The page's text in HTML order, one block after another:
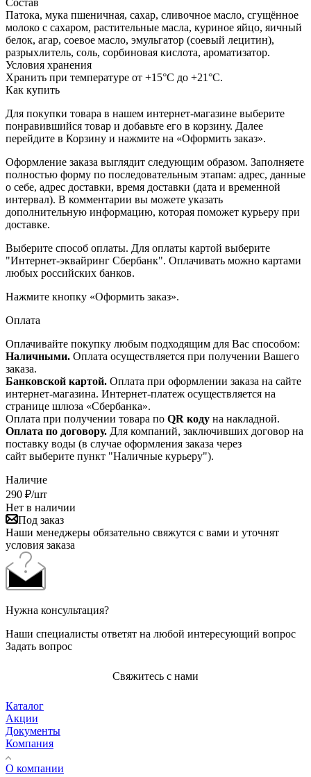
Патока, мука пшеничная, сахар, сливочное масло, сгущённое
молоко с сахаром, растительные масла, куриное яйцо, яичный
белок, агар, соевое масло, эмульгатор (соевый лецитин),
разрыхлитель, соль, сорбиновая кислота, ароматизатор.
Условия хранения
Хранить при температуре от +15°С до +21°С.
Как купить
Для покупки товара в нашем интернет-магазине выберите
понравившийся товар и добавьте его в корзину. Далее
перейдите в Корзину и нажмите на «Оформить заказ».
Оформление заказа выглядит следующим образом. Заполняете
полностью форму по последовательным этапам: адрес, данные
о себе, адрес доставки, время доставки (дата и временной
интервал). В комментарии вы можете указать
дополнительную информацию, которая поможет курьеру при
доставке.
Выберите способ оплаты. Для оплаты картой выберите
"Интернет-эквайринг Сбербанк". Оплачивать можно картами
любых российских банков.
Нажмите кнопку «Оформить заказ».
Оплата
Оплачивайте покупку любым подходящим для Вас способом:
Наличными. Оплата осуществляется при получении Вашего
заказа.
Банковской картой. Оплата при оформлении заказа на сайте
интернет-магазина. Интернет-платеж осуществляется на
странице шлюза «Сбербанка».
Оплата при получении товара по QR коду на накладной.
Оплата по договору. Для компаний, заключивших договор на
поставку воды (в случае оформления заказа через
сайт выберите пункт "Наличные курьеру").
Наличие
290 ₽/шт
Нет в наличии
Под заказ
Наши менеджеры обязательно свяжутся с вами и уточнят
условия заказа
Нужна консультация?
Наши специалисты ответят на любой интересующий вопрос
Задать вопрос
Свяжитесь с нами
Каталог
Акции
Документы
Компания
О компании